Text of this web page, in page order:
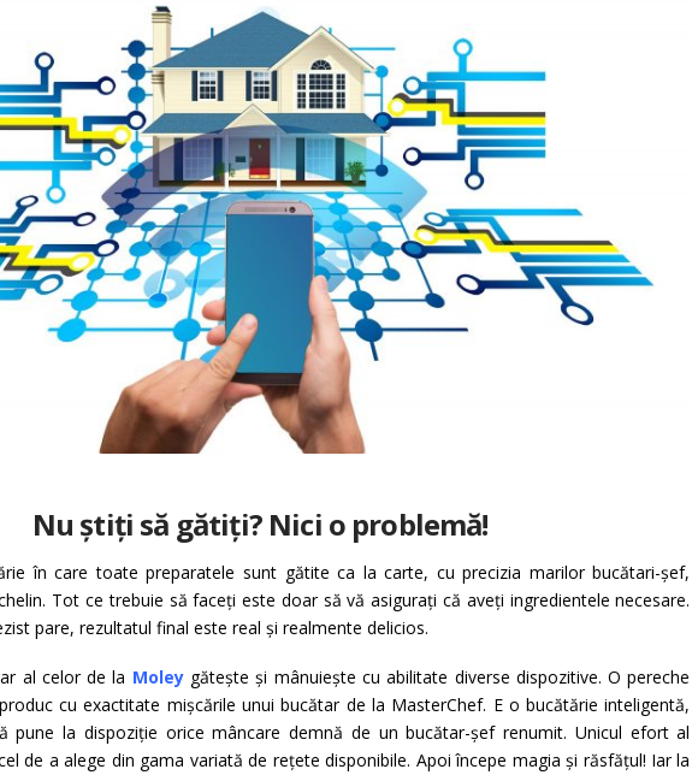
Nu știți să gătiți? Nici o problemă!
în care toate preparatele sunt gătite ca la carte, cu precizia marilor bucătari-șef,
Tot ce trebuie să faceți este doar să vă asigurați că aveți ingredientele necesare.
pare, rezultatul final este real și realmente delicios.
al celor de la Moleygătește și mânuiește cu abilitate diverse dispozitive. O pereche
cu exactitate mișcările unui bucătar de la MasterChef. E o bucătărie inteligentă,
pune la dispoziție orice mâncare demnă de un bucătar-șef renumit. Unicul efort al
de a alege din gama variată de rețete disponibile. Apoi începe magia și răsfățul! Iar la